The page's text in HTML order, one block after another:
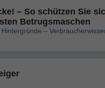
– So schützen Sie
Betrugsmaschen
–